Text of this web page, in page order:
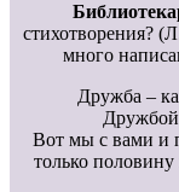
стихотворения?
много
Дружба –
Дружбой
Вот мы с вами и
только